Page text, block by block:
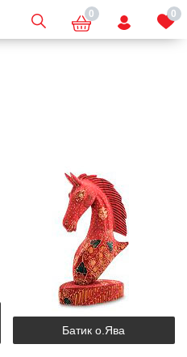
0 0
Батик о.Ява